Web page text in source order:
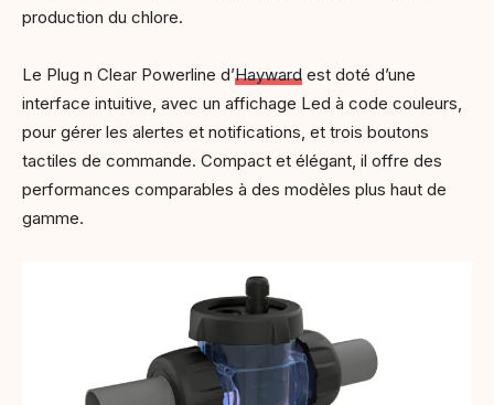
production du chlore.
Le Plug n Clear Powerline d’Hayward est doté d’une
interface intuitive, avec un affichage Led à code couleurs,
pour gérer les alertes et notifications, et trois boutons
tactiles de commande. Compact et élégant, il offre des
performances comparables à des modèles plus haut de
gamme.